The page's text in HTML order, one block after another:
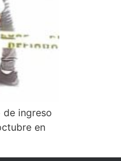
de ingreso
en